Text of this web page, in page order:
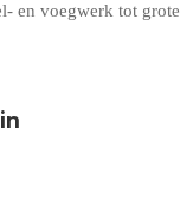
en voegwerk tot grote